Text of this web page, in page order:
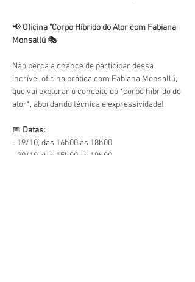
📢 Oficina "Corpo Híbrido do Ator com Fabiana
Monsallú 🎭
Não perca a chance de participar dessa
incrível oficina prática com Fabiana Monsallú,
que vai explorar o conceito do *corpo híbrido do
ator*, abordando técnica e expressividade!
📅 Datas:
- 19/10, das 16h00 às 18h00
- 20/10, das 15h00 às 19h00